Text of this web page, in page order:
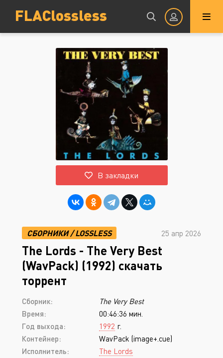
FLAClossless
ВОЙТИ НА САЙТ
Восстановить пароль
Или войти через
В закладки
СБОРНИКИ/LOSSLESS 25 апр 2026
The Lords - The Very Best
(WavPack) (1992) скачать
торрент
Сборник:
The Very Best
Время:
00:46:36 мин.
Год выхода:
1992 г.
Контейнер:
WavPack (image+.cue)
Исполнитель:
The Lords